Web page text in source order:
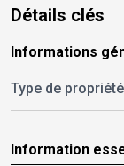
Détails clés
Informations
Type de
Information